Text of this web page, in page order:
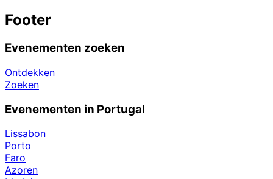
Footer
Evenementen zoeken
Ontdekken
Zoeken
Evenementen in Portugal
Lissabon
Porto
Faro
Azoren